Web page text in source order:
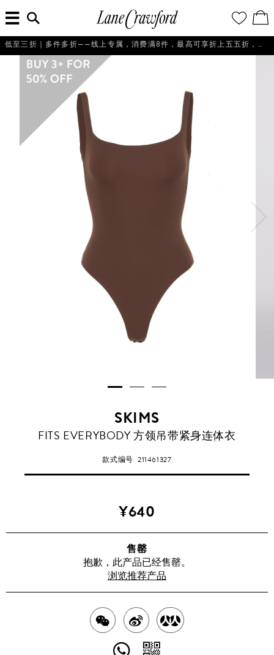
佛
探
的
时
尚
世
界
的
愿
望
清
单
看
／
修
改
购
单
入
搜
索
信
息...
SKIMS
FITS EVERYBODY 方领吊带紧身连体衣
款式编号211461327
¥640
售罄
抱歉，此产品已经售罄。
浏览推荐产品
分
享
分
享
分